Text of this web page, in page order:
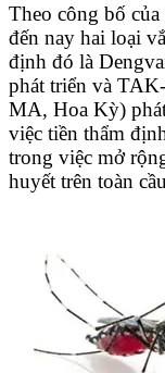
Theo công bố
đến nay hai loại
định đó là
phát triển và
MA, Hoa Kỳ)
việc tiền thẩm
trong việc mở
huyết trên toàn